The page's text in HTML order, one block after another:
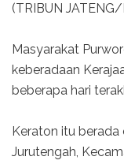
(TRIBUN JATENG/
Masyarakat
keberadaan
beberapa hari
Keraton itu berada
Jurutengah,